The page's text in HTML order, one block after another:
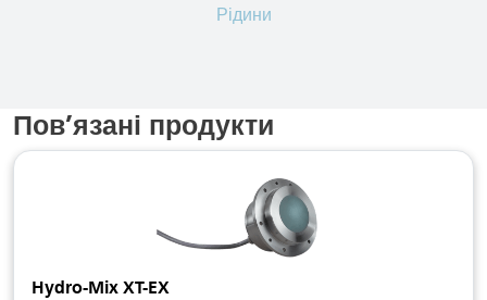
Рідини
Пов’язані продукти
Hydro-Mix XT-EX